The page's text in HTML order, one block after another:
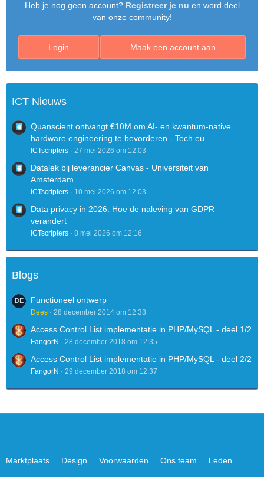
Heb je nog geen account? Registreer je nu en word deel
van onze community!
Maak een account aan
Login
ICT Nieuws
Quanscient ontvangt €10M om AI- en kwantum-native
hardware engineering te bevorderen - Tech.eu
ICTscripters 27 mei 2026 om 12:03
Datalek bij leverancier Canvas - Universiteit van
Amsterdam
ICTscripters 10 mei 2026 om 12:03
Data privacy in 2026: Hoe de naleving van GDPR
verandert
ICTscripters 8 mei 2026 om 12:16
Blogs
Functioneel ontwerp
Dees 28 december 2014 om 12:38
Access Control List implementatie in PHP/MySQL - deel 1/2
FangorN 28 december 2018 om 12:35
Access Control List implementatie in PHP/MySQL - deel 2/2
FangorN 29 december 2018 om 12:37
Marktplaats Design Voorwaarden Ons team Leden